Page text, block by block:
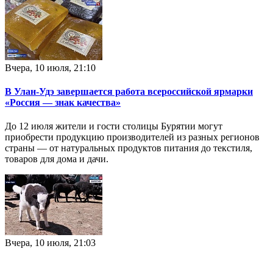
Вчера, 10 июля, 21:10
В Улан-Удэ завершается работа всероссийской ярмарки
«Россия — знак качества»
До 12 июля жители и гости столицы Бурятии могут
приобрести продукцию производителей из разных регионов
страны — от натуральных продуктов питания до текстиля,
товаров для дома и дачи.
Вчера, 10 июля, 21:03